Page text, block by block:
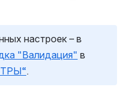
настроек – в
"Валидация" в
.